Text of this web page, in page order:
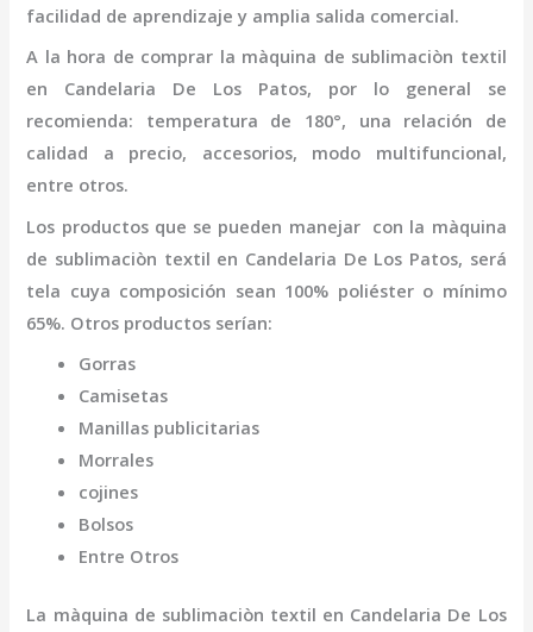
facilidad de aprendizaje y amplia salida comercial.
A la hora de comprar la màquina de sublimaciòn textil
en Candelaria De Los Patos, por lo general se
recomienda: temperatura de 180°, una relación de
calidad a precio, accesorios, modo multifuncional,
entre otros.
Los productos que se pueden manejar con la màquina
de sublimaciòn textil en Candelaria De Los Patos, será
tela cuya composición sean 100% poliéster o mínimo
65%. Otros productos serían:
Gorras
Camisetas
Manillas publicitarias
Morrales
cojines
Bolsos
Entre Otros
La màquina de sublimaciòn textil en Candelaria De Los